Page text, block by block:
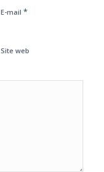
E-mail *
Site web